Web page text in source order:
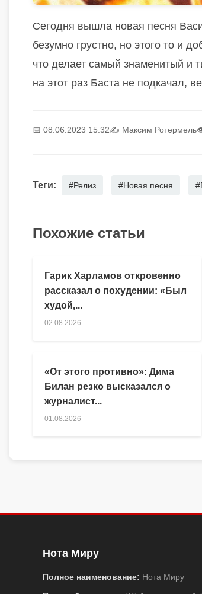
Сегодня вышла новая песня
безумно грустно, но этого то и
что делает самый знаменитый и
на этот раз Баста не подкачал,
📅 08.06.2023 15:32✍️ Максим Ротермель
Теги: #Релиз #Новая песня
Похожие статьи
Гарик Харламов откровенно
рассказал о похудении: «Был
худой,...
02.08.2026
«От этого противно»: Дима
Билан резко высказался о
журналист...
01.08.2026
Нота Миру
Полное наименование: Нота Миру